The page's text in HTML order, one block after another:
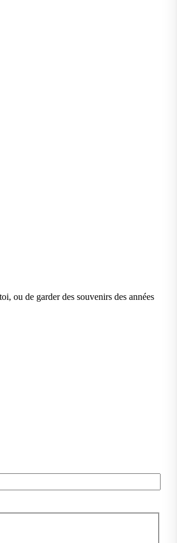
ou de garder des souvenirs des années